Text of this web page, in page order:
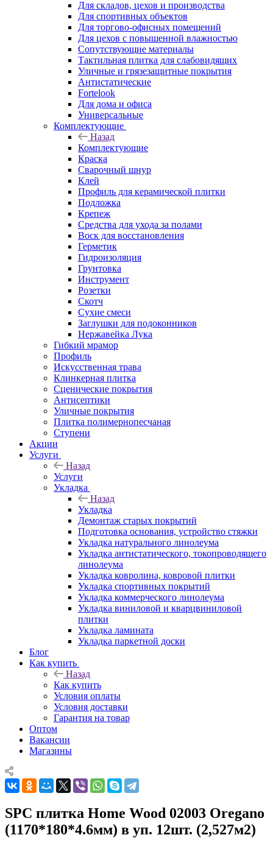
Для складов, цехов и производства
Для спортивных объектов
Для торгово-офисных помещений
Для цехов с повышенной влажностью
Сопутствующие материалы
Тактильная плитка для слабовидящих
Уличные и грязезащитные покрытия
Антистатические
Fortelook
Для дома и офиса
Универсальные
Комплектующие
Назад
Комплектующие
Краска
Сварочный шнур
Клей
Профиль для керамической плитки
Подложка
Крепеж
Средства для ухода за полами
Воск для восстановления
Герметик
Гидроизоляция
Грунтовка
Инструмент
Розетки
Скотч
Сухие смеси
Заглушки для подоконников
Нержавейка Лука
Гибкий мрамор
Профиль
Искусственная трава
Клинкерная плитка
Сценические покрытия
Антисептики
Уличные покрытия
Плитка полимернопесчаная
Ступени
Акции
Услуги
Назад
Услуги
Укладка
Назад
Укладка
Демонтаж старых покрытий
Подготовка основания, устройство стяжки
Укладка натурального линолеума
Укладка антистатического, токопроводящего
линолеума
Укладка ковролина, ковровой плитки
Укладка спортивных покрытий
Укладка коммерческого линолеума
Укладка виниловой и кварцвиниловой
плитки
Укладка ламината
Укладка паркетной доски
Блог
Как купить
Назад
Как купить
Условия оплаты
Условия доставки
Гарантия на товар
Оптом
Вакансии
Магазины
SPC плитка Home Wood 02003 Oregano
(1170*180*4.6мм) в уп. 12шт. (2,527м2)